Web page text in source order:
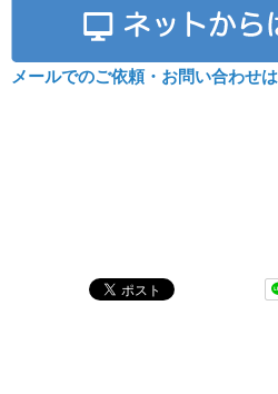
メールでのご依頼・お問い合わせ